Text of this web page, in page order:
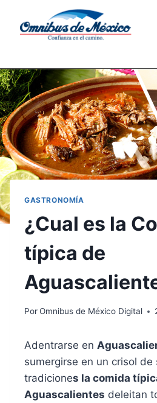
GASTRONOMÍA
¿Cual es la
típica de
PorOmnibus de México Digital
Adentrarse en
sumergirse en un crisol de
tradiciones la comida
Aguascalientes deleitan